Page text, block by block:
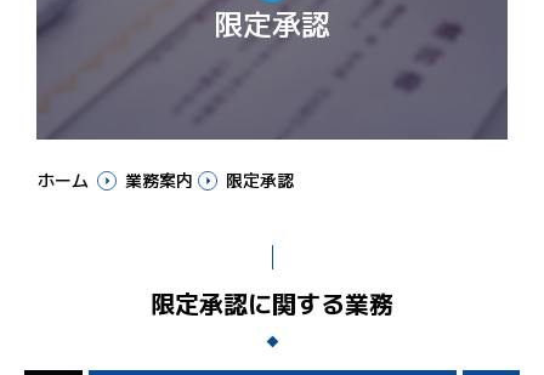
限定承認
ホーム 業務案内 限定承認
限定承認に関する業務